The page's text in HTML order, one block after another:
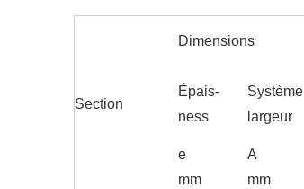
Section
Dimensions
Épais-
ness
Système
largeur
e
A
mm
mm